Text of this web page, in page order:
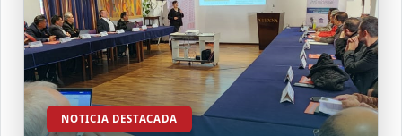
NOTICIA DESTACADA